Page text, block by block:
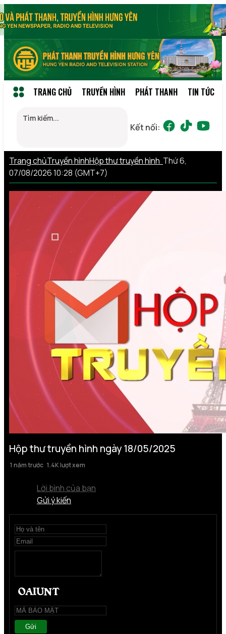
TRANG CHỦ TRUYỀN HÌNH PHÁT THANH TIN TỨC
Kết nối:
Trang chủTruyền hìnhHộp thư truyền hình Thứ 6,
07/08/2026 10:28 (GMT+7)
Hộp thư truyền hình ngày 18/05/2025
1 năm trước 1.4K lượt xem
Lời bình của bạn
Gửi ý kiến
Gửi